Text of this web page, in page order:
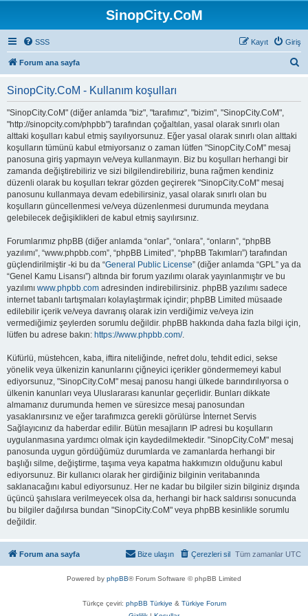
SinopCity.CoM
SSS Giriş
Kayıt
Forum ana sayfa
SinopCity.CoM - Kullanım koşulları
"SinopCity.CoM" (diğer anlamda "biz", "tarafımız", "bizim", "SinopCity.CoM",
"http://sinopcity.com/phpbb") tarafından çoğaltılan, yasal olarak sınırlı olan
alttaki koşulları kabul etmiş sayılıyorsunuz. Eğer yasal olarak sınırlı olan alttaki
koşulların tümünü kabul etmiyorsanız o zaman lütfen "SinopCity.CoM" mesaj
panosuna giriş yapmayın ve/veya kullanmayın. Biz bu koşulları herhangi bir
zamanda değiştirebiliriz ve sizi bilgilendirebiliriz, buna rağmen kendiniz
düzenli olarak bu koşulları tekrar gözden geçirerek "SinopCity.CoM" mesaj
panosunu kullanmaya devam edebilirsiniz, yasal olarak sınırlı olan bu
koşulların güncellenmesi ve/veya düzenlenmesi durumunda meydana
gelebilecek değişiklikleri de kabul etmiş sayılırsınız.
Forumlarımız phpBB (diğer anlamda “onlar”, “onlara”, “onların”, “phpBB
yazılımı”, “www.phpbb.com”, “phpBB Limited”, “phpBB Takımları”) tarafından
güçlendirilmiştir -ki bu da “General Public License” (diğer anlamda “GPL” ya da
“Genel Kamu Lisansı”) altında bir forum yazılımı olarak yayınlanmıştır ve bu
yazılımı www.phpbb.com adresinden indirebilirsiniz. phpBB yazılımı sadece
internet tabanlı tartışmaları kolaylaştırmak içindir; phpBB Limited müsaade
edilebilir içerik ve/veya davranış olarak izin verdiğimiz ve/veya izin
vermediğimiz şeylerden sorumlu değildir. phpBB hakkında daha fazla bilgi için,
lütfen bu adrese bakın: https://www.phpbb.com/.
Küfürlü, müstehcen, kaba, iftira niteliğinde, nefret dolu, tehdit edici, sekse
yönelik veya ülkenizin kanunlarını çiğneyici içerikler göndermemeyi kabul
ediyorsunuz, "SinopCity.CoM" mesaj panosu hangi ülkede barındırılıyorsa o
ülkenin kanunları veya Uluslararası kanunlar geçerlidir. Bunları dikkate
almamanız durumunda hemen ve süresizce mesaj panosundan
yasaklanırsınız ve eğer tarafımızca gerekli görülürse İnternet Servis
Sağlayıcınız da haberdar edilir. Bütün mesajların IP adresi bu koşulların
uygulanmasına yardımcı olmak için kaydedilmektedir. "SinopCity.CoM" mesaj
panosunda uygun gördüğümüz durumlarda ve zamanlarda herhangi bir
başlığı silme, değiştirme, taşıma veya kapatma hakkımızın olduğunu kabul
ediyorsunuz. Bir kullanıcı olarak her girdiğiniz bilginin veritabanında
saklanacağını kabul ediyorsunuz. Her ne kadar bu bilgiler sizin bilginiz dışında
üçüncü şahıslara verilmeyecek olsa da, herhangi bir hack saldırısı sonucunda
bu bilgiler dağılırsa bundan "SinopCity.CoM" veya phpBB kesinlikle sorumlu
değildir.
Forum ana sayfa Tüm zamanlar UTC
Çerezleri sil
Bize ulaşın
Powered by phpBB® Forum Software © phpBB Limited
Türkçe çeviri: phpBB Türkiye & Türkiye Forum